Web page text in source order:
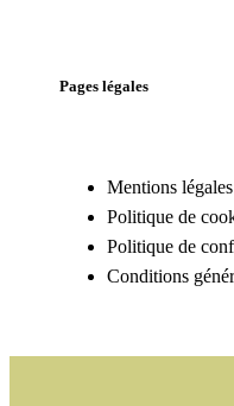
Pages légales
Mentions légales
Politique de
Politique de
Conditions